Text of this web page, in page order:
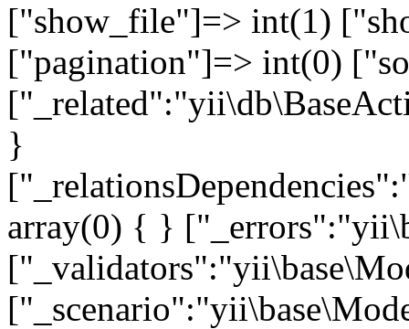
["show_file"]=> int(1)
["pagination"]=> int(0)
}
array(0) { }